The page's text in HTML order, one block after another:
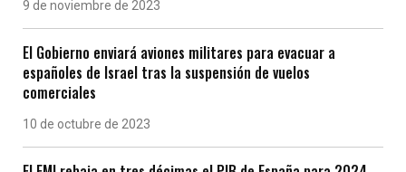
9 de noviembre de 2023
El Gobierno enviará aviones militares para evacuar a
españoles de Israel tras la suspensión de vuelos
comerciales
10 de octubre de 2023